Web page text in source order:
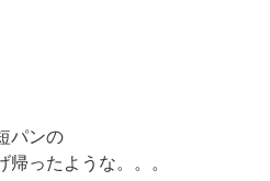
パンの
ったような。。。